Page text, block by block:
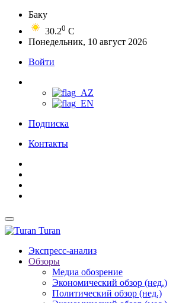
Баку
30.20 C
Понедельник, 10 август 2026
Войти
Подписка
Контакты
Turan
Экспресс-анализ
Обзоры
Медиа обозрение
Экономический обзор (нед.)
Политический обзор (нед.)